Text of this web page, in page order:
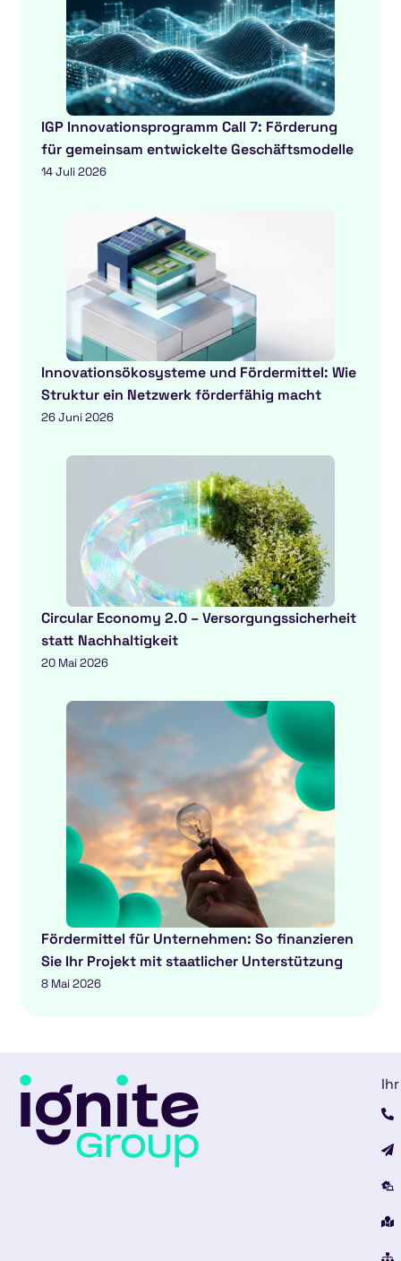
IGP Innovationsprogramm Call 7: Förderung
für gemeinsam entwickelte Geschäftsmodelle
14 Juli 2026
Innovationsökosysteme und Fördermittel: Wie
Struktur ein Netzwerk förderfähig macht
26 Juni 2026
Circular Economy 2.0 – Versorgungssicherheit
statt Nachhaltigkeit
20 Mai 2026
Fördermittel für Unternehmen: So finanzieren
Sie Ihr Projekt mit staatlicher Unterstützung
8 Mai 2026